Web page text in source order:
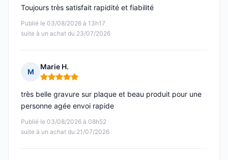
Publié le 03/08/2026 à 13h17
suite à un achat du 23/07/2026
Toujours très satisfait rapidité et fiabilité
M
Marie H.
Note : 5 sur 5
Publié le 03/08/2026 à 08h52
suite à un achat du 21/07/2026
très belle gravure sur plaque et beau produit pour une
personne agée envoi rapide